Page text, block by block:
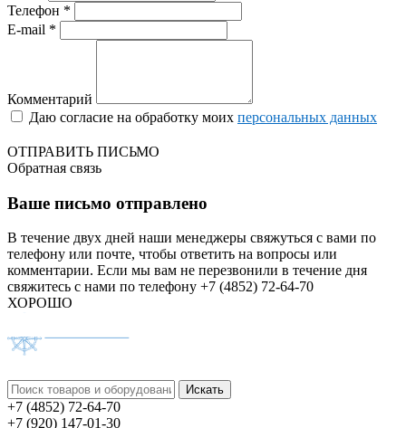
Телефон *
E-mail *
Комментарий
Даю согласие на обработку моих персональных данных
ОТПРАВИТЬ ПИСЬМО
Обратная связь
Ваше письмо отправлено
В течение двух дней наши менеджеры свяжуться с вами по
телефону или почте, чтобы ответить на вопросы или
комментарии. Если мы вам не перезвонили в течение дня
свяжитесь с нами по телефону +7 (4852) 72-64-70
ХОРОШО
+7 (4852) 72-64-70
+7 (920) 147-01-30